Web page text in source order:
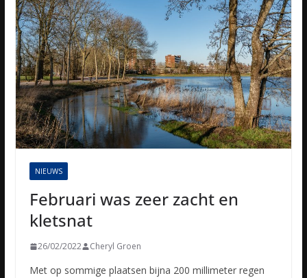
NIEUWS
Februari was zeer zacht en
kletsnat
26/02/2022 Cheryl Groen
Met op sommige plaatsen bijna 200 millimeter regen